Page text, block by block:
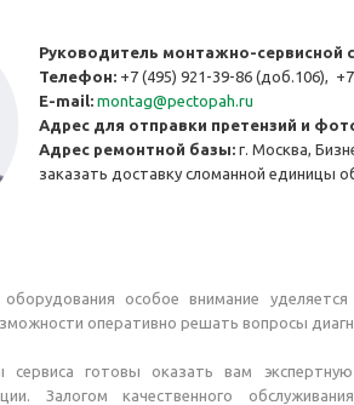
Руководитель монтажно-сервисной
Телефон: +7 (495) 921-39-86 (доб.106),
E-mail: montag@pectopah.ru
Адрес для отправки претензий и
Адрес ремонтной базы: г. Москва,
заказать доставку сломанной единицы
особое внимание
оперативно решать вопросы
сервиса готовы оказать вам
Залогом качественного